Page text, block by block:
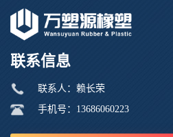
联系信息
联系人：赖长荣
手机号：13686060223